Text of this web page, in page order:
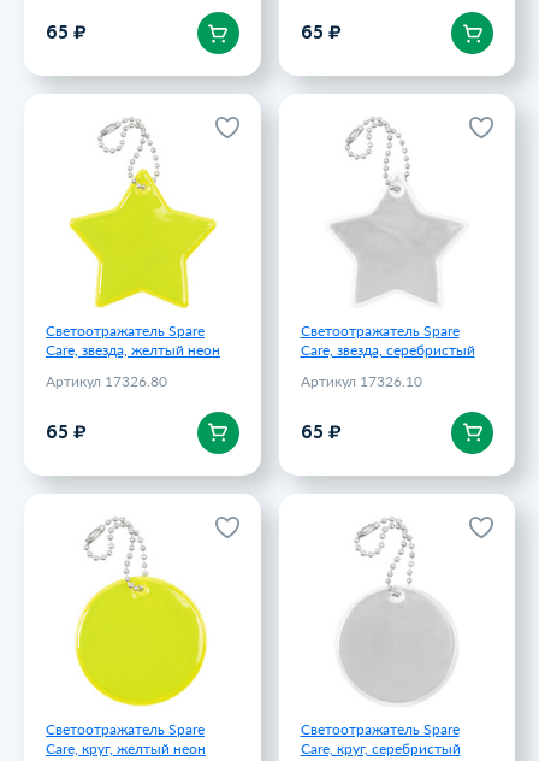
65 ₽ 65 ₽
Светоотражатель Spare
Care, звезда, желтый неон
Артикул 17326.80
65 ₽
Светоотражатель Spare
Care, звезда, желтый неон
Артикул 17326.80
65 ₽
Светоотражатель Spare
Care, звезда, серебристый
Артикул 17326.10
65 ₽
Светоотражатель Spare
Care, звезда, серебристый
Артикул 17326.10
65 ₽
Светоотражатель Spare
Care, круг, желтый неон
Светоотражатель Spare
Care, круг, желтый неон
Артикул 17324.80
65 ₽
Светоотражатель Spare
Care, круг, серебристый
Светоотражатель Spare
Care, круг, серебристый
Артикул 17324.10